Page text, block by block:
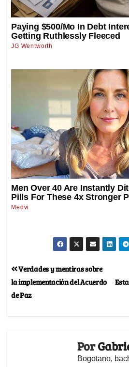
Verdades y mentiras sobre
la implementación del Acuerdo
de Paz
Por
Bogotano,